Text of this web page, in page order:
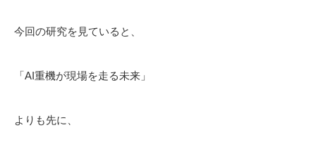
今回の研究を見ていると、
「AI重機が現場を走る未来」
よりも先に、